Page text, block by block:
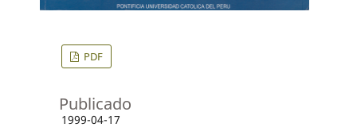
PDF
Publicado
1999-04-17